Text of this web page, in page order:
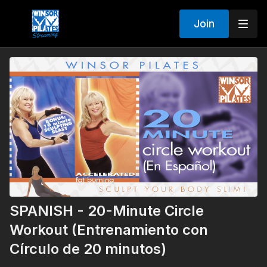
Join
SPANISH - 20-Minute Circle
Workout (Entrenamiento con
Círculo de 20 minutos)